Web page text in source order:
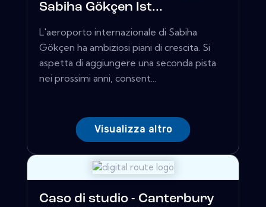
Sabiha Gökçen Ist...
L'aeroporto internazionale di Sabiha
Gökçen ha ambiziosi piani di crescita. Si
aspetta di aggiungere una seconda pista
nei prossimi anni, consent...
Visualizza altro
Caso di studio - Canterbury